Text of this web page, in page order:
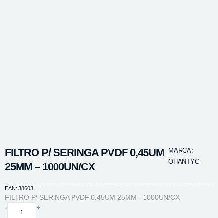
FILTRO P/ SERINGA PVDF 0,45UM
25MM – 1000UN/CX
MARCA:
QHANTYC
EAN: 38603
FILTRO P/ SERINGA PVDF 0,45UM 25MM - 1000UN/CX
-
FILTRO
+